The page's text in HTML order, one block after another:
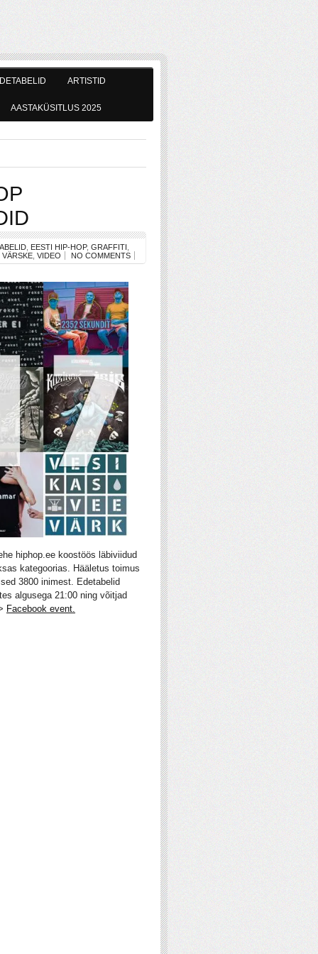
ARTISTID
AASTAKÜSITLUS 2025
EESTI HIP-HOP, GRAFFITI
VÄRSKE VIDEO NO COMMENTS
hiphop.ee koostöös läbiviidud
kategoorias. Hääletus toimus
3800 inimest. Edetabelid
algusega 21:00 ning võitjad
Facebook event.